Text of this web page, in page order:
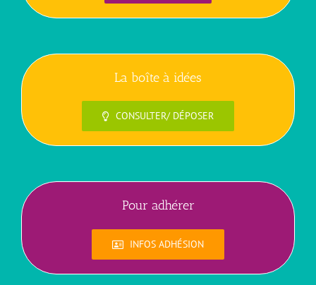
La boîte à idées
CONSULTER/ DÉPOSER
Pour adhérer
INFOS ADHÉSION